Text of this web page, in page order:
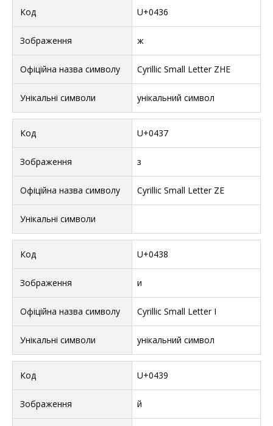
U+0436
ж
Cyrillic Small Letter ZHE
унікальний символ
U+0437
з
Cyrillic Small Letter ZE
U+0438
и
Cyrillic Small Letter I
унікальний символ
U+0439
й